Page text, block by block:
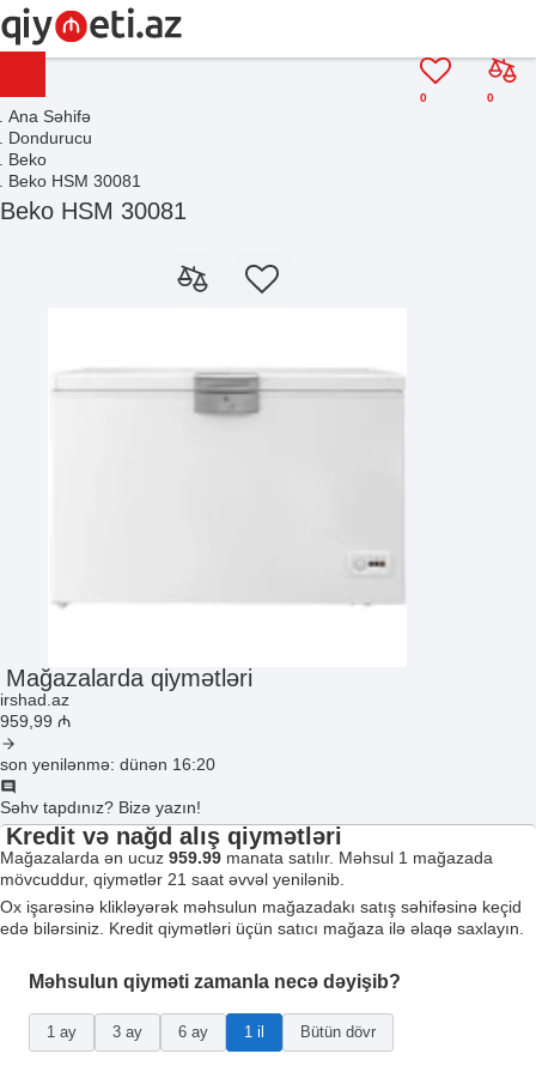
0
0
Ana Səhifə
Dondurucu
Beko
Beko HSM 30081
Beko HSM 30081
Mağazalarda qiymətləri
irshad.az
959 ,99 ₼
son yenilənmə: dünən 16:20
Səhv tapdınız? Bizə yazın!
Kredit və nağd alış qiymətləri
Mağazalarda ən ucuz 959.99 manata satılır. Məhsul 1 mağazada
mövcuddur, qiymətlər 21 saat əvvəl yenilənib.
Ox işarəsinə klikləyərək məhsulun mağazadakı satış səhifəsinə keçid
edə bilərsiniz. Kredit qiymətləri üçün satıcı mağaza ilə əlaqə saxlayın.
Məhsulun qiyməti zamanla necə dəyişib?
1 ay 3 ay 6 ay 1 il Bütün dövr